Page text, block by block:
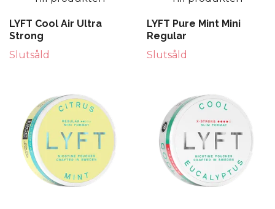
LYFT Cool Air Ultra
Strong
Slutsåld
LYFT Pure Mint Mini
Regular
Slutsåld